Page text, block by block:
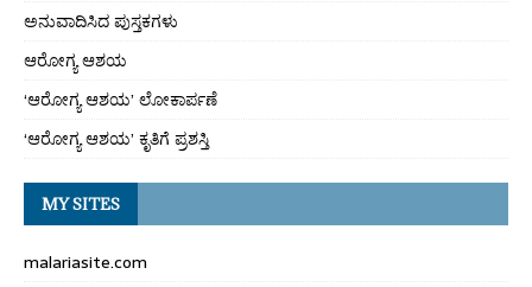
ಅನುವಾದಿಸಿದ ಪುಸ್ತಕಗಳು
ಆರೋಗ್ಯ ಆಶಯ
‘ಆರೋಗ್ಯ ಆಶಯ’ ಲೋಕಾರ್ಪಣೆ
‘ಆರೋಗ್ಯ ಆಶಯ’ ಕೃತಿಗೆ ಪ್ರಶಸ್ತಿ
MY SITES
malariasite.com